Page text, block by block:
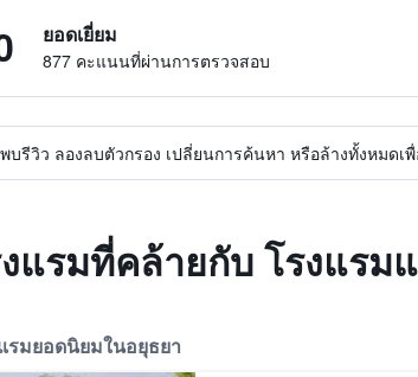
ยอดเยี่ยม
877 คะแนนที่ผ่านการตรวจสอบ
บรีวิว ลองลบตัวกรอง เปลี่ยนการค้นหา หรือล้างทั้งหมดเ
แรมที่คล้ายกับ โรงแรม
รมยอดนิยมในอยุธยา